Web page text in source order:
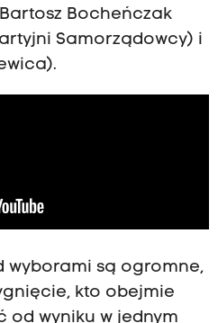
Bocheńczak
Samorządowcy) i
są ogromne,
kto obejmie
od wyniku w jednym